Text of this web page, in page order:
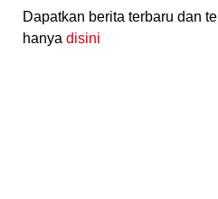
Dapatkan berita terbaru dan
hanya disini